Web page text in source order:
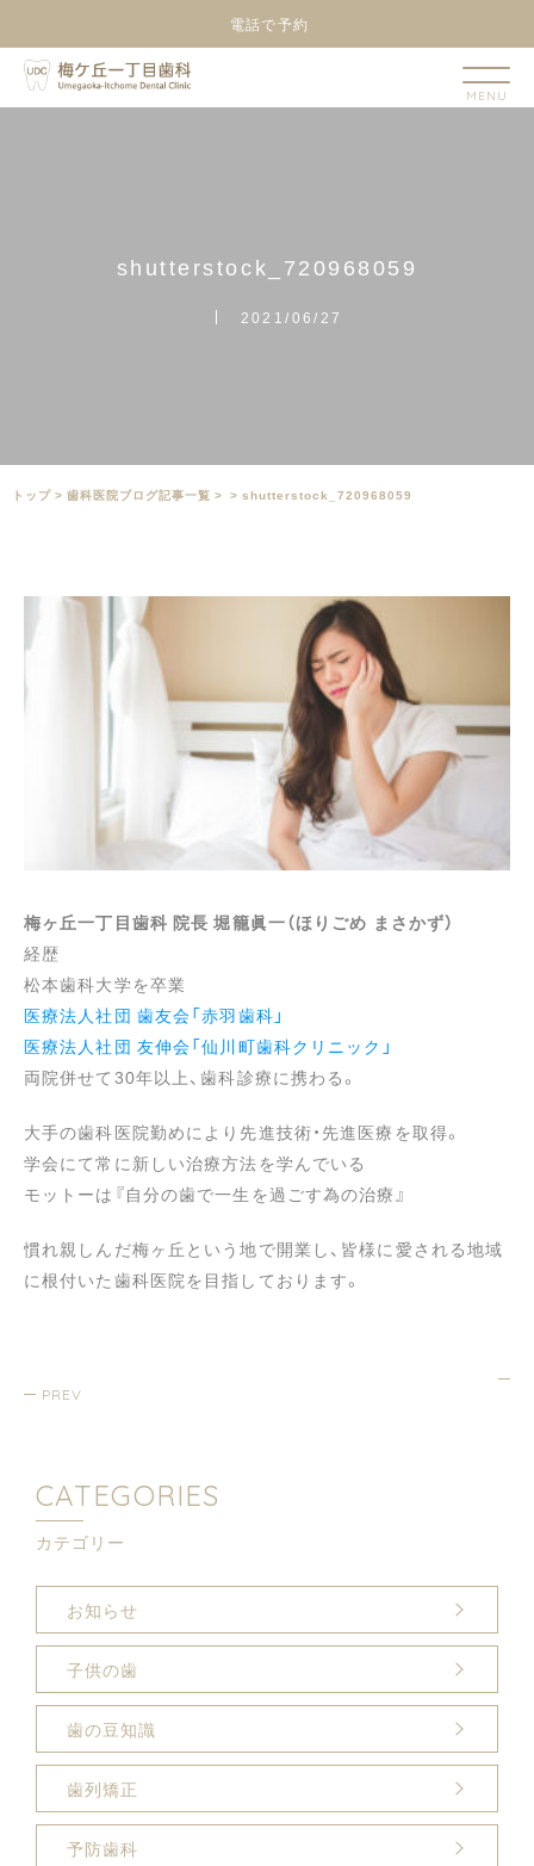
電話で予約
shutterstock 720968059
2021/06/27
トップ > ⻭科医院ブログ記事一覧 > > shutterstock_720968059
梅ヶ丘一丁目歯科 院長 堀籠眞一（ほりごめ まさかず）
経歴
松本歯科大学を卒業
医療法人社団 歯友会「赤羽歯科」
医療法人社団 友伸会「仙川町歯科クリニック」
両院併せて30年以上、歯科診療に携わる。
大手の歯科医院勤めにより先進技術・先進医療を取得。
学会にて常に新しい治療方法を学んでいる
モットーは『自分の歯で一生を過ごす為の治療』
慣れ親しんだ梅ヶ丘という地で開業し、皆様に愛される地域
に根付いた歯科医院を目指しております。
PREV
CATEGORIES
カテゴリー
お知らせ
子供の歯
歯の豆知識
歯列矯正
予防歯科